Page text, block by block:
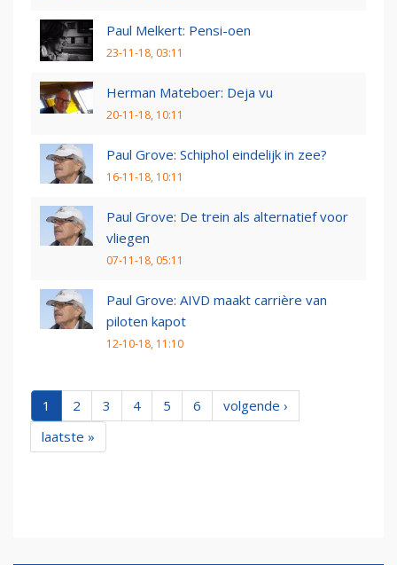
Paul Melkert: Pensi-oen
23-11-18, 03:11
Herman Mateboer: Deja vu
20-11-18, 10:11
Paul Grove: Schiphol eindelijk in zee?
16-11-18, 10:11
Paul Grove: De trein als alternatief voor
vliegen
07-11-18, 05:11
Paul Grove: AIVD maakt carrière van
piloten kapot
12-10-18, 11:10
1 2 3 4 5 6
volgende ›
laatste »